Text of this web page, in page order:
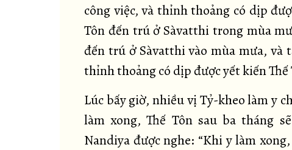
công việc, và thỉnh thoảng có dịp
Tôn đến trú ở Sàvatthi trong mùa
đến trú ở Sàvatthi vào mùa mưa, và
thỉnh thoảng có dịp được yết kiến Thế
Lúc bấy giờ, nhiều vị Tỷ-kheo làm y
làm xong, Thế Tôn sau ba tháng
Nandiya được nghe: “Khi y làm